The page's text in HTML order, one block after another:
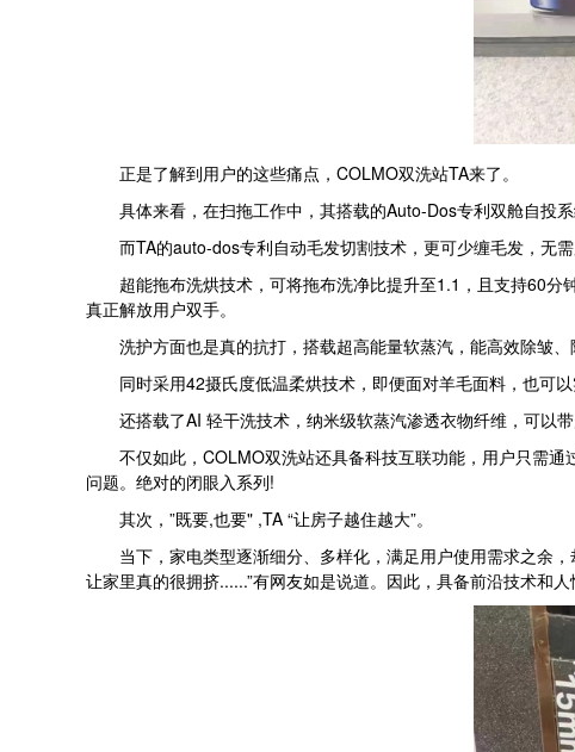
正是了解到用户的这些痛点，COLMO双洗站TA来了。
具体来看，在扫拖工作中，其搭载的Auto-Dos专利双舱自投系
而TA的auto-dos专利自动毛发切割技术，更可少缠毛发，无需
超能拖布洗烘技术，可将拖布洗净比提升至1.1，且支持60分
真正解放用户双手。
洗护方面也是真的抗打，搭载超高能量软蒸汽，能高效除皱、
同时采用42摄氏度低温柔烘技术，即便面对羊毛面料，也可以
还搭载了AI 轻干洗技术，纳米级软蒸汽渗透衣物纤维，可以带
不仅如此，COLMO双洗站还具备科技互联功能，用户只需通
问题。绝对的闭眼入系列!
其次，”既要,也要" ,TA “让房子越住越大”。
当下，家电类型逐渐细分、多样化，满足用户使用需求之余，
让家里真的很拥挤......”有网友如是说道。因此，具备前沿技术和